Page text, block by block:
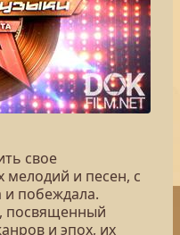
свое
и песен, с
побеждала.
посвященный
и эпох, их